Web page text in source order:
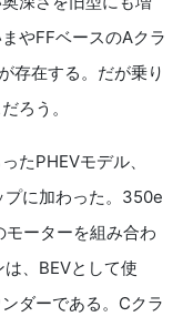
やFFベースのAクラ
存在する。だが乗り
ろう。
たPHEVモデル、
に加わった。350e
ーターを組み合わ
、BEVとして使
ダーである。Cクラ